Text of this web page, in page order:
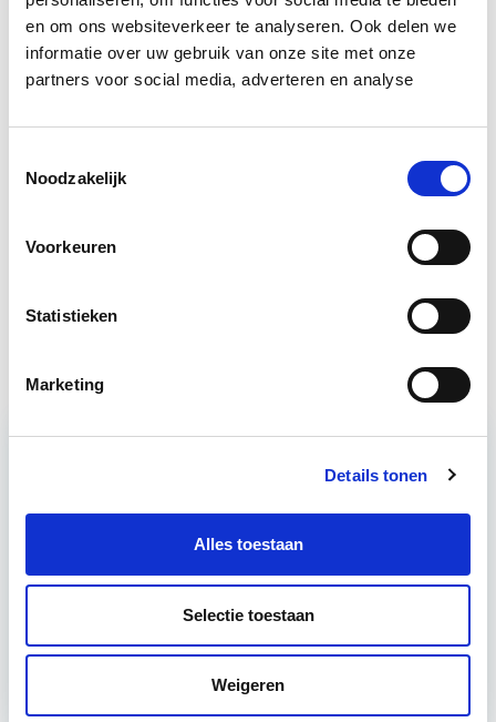
en om ons websiteverkeer te analyseren. Ook delen we
informatie over uw gebruik van onze site met onze
partners voor social media, adverteren en analyse
Noodzakelijk
Voorkeuren
Statistieken
Marketing
Details tonen
Alles toestaan
Selectie toestaan
Weigeren
Bron: Het Financieele Dagblad
Boeiend verhaal? Duik dan eens
Vastgoedmanagement Start wo 16 sep
Vastgoedmarkt & Trends Start wo 30 sep
Vastgoedbeheer Start wo 9 sep
Relevant bij dit artikel
Tijdens deze opleiding leer je om integraal
vastgoedprojecten te realiseren en/of te
verbeteren. De belangrijkste trends in vastgoed
komen voorbij, waarbij de…